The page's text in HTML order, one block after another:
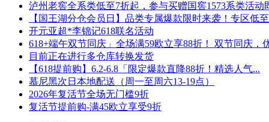
泸州老窖全系类低至7折起，参与买赠国窖1573系类活动
【国王湖分仓会员日】品类专属爆款限时来袭！专区低
开元亚超*李锦记618联名活动
618+端午双节同庆」全场满59欧立享88折！ 双节同庆，
目前正在进行多仓库转换发货
【618提前购】6.2-6.8「限定爆款直降88折！精选人气...
慕尼黑次日本地配送（周一至周六13-19点）
2026年复活节全场无门槛9折
复活节提前购-满45欧立享受9折